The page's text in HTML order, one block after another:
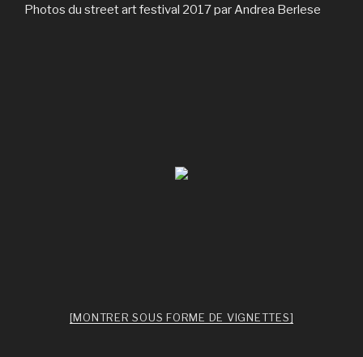
Photos du street art festival 2017 par Andrea Berlese
[MONTRER SOUS FORME DE VIGNETTES]